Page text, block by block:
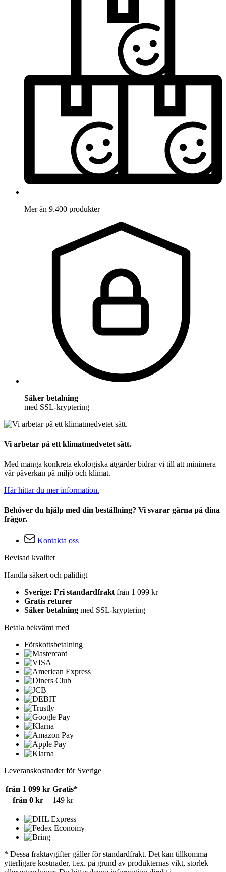
Mer än 9.400 produkter
Säker betalning
med SSL-kryptering
Vi arbetar på ett klimatmedvetet sätt.
Med många konkreta ekologiska åtgärder bidrar vi till att minimera
vår påverkan på miljö och klimat.
Här hittar du mer information.
Behöver du hjälp med din beställning? Vi svarar gärna på dina
frågor.
Kontakta oss
Bevisad kvalitet
Handla säkert och pålitligt
Sverige: Fri standardfrakt från 1 099 kr
Gratis returer
Säker betalning med SSL-kryptering
Betala bekvämt med
Förskottsbetalning
Leveranskostnader för Sverige
från 1 099 kr Gratis*
från 0 kr
149 kr
* Dessa fraktavgifter gäller för standardfrakt. Det kan tillkomma
ytterligare kostnader, t.ex. på grund av produkternas vikt, storlek